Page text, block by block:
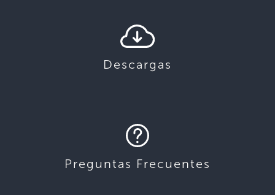
Descargas
Preguntas Frecuentes